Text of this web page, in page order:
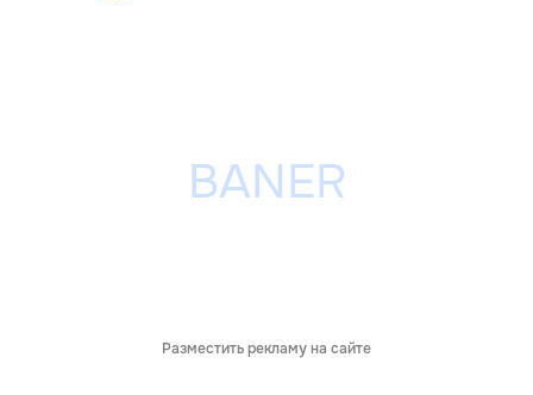
Разместить рекламу на сайте